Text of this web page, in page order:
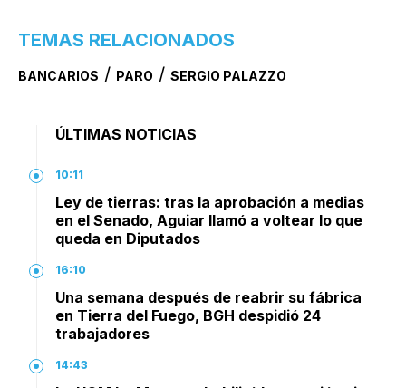
TEMAS RELACIONADOS
BANCARIOS / PARO / SERGIO PALAZZO
ÚLTIMAS NOTICIAS
10:11
Ley de tierras: tras la aprobación a medias
en el Senado, Aguiar llamó a voltear lo que
queda en Diputados
16:10
Una semana después de reabrir su fábrica
en Tierra del Fuego, BGH despidió 24
trabajadores
14:43